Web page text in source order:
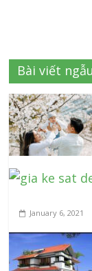
Bài viết
January 6, 2021